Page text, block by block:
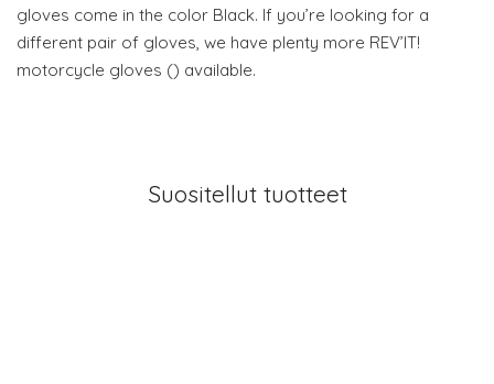
gloves come in the color Black. If you’re looking for a
different pair of gloves, we have plenty more REV’IT!
motorcycle gloves () available.
Suositellut tuotteet